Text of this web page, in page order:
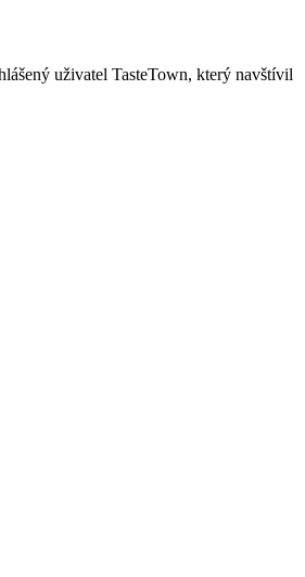
uživatel TasteTown, který navštívil